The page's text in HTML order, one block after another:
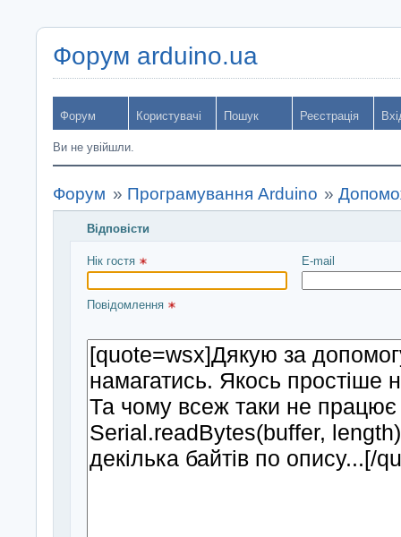
Форум arduino.ua
Форум Користувачі Пошук Реєстрація
Ви не увійшли.
Форум » Програмування Arduino »
Відповісти
Введіть повідомлення і натисніть Надіслати
Нік гостя E-mail
Повідомлення